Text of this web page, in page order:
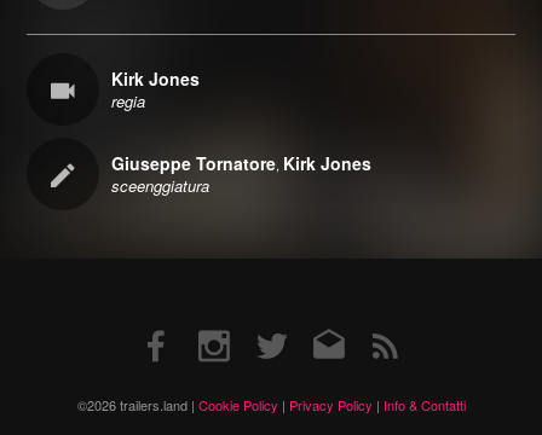
Kirk Jones
regia
Giuseppe Tornatore, Kirk Jones
sceenggiatura
©2026 trailers.land | Cookie Policy | Privacy Policy | Info & Contatti